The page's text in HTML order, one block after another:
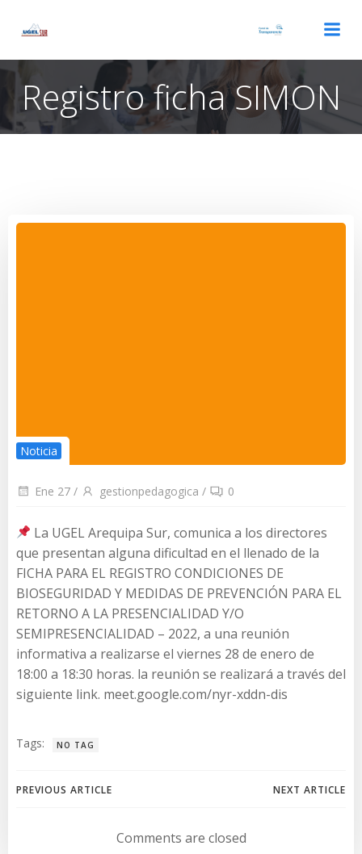
Registro ficha SIMON
Noticia
Ene 27 / gestionpedagogica / 0
La UGEL Arequipa Sur, comunica a los directores
que presentan alguna dificultad en el llenado de la
FICHA PARA EL REGISTRO CONDICIONES DE
BIOSEGURIDAD Y MEDIDAS DE PREVENCIÓN PARA EL
RETORNO A LA PRESENCIALIDAD Y/O
SEMIPRESENCIALIDAD – 2022, a una reunión
informativa a realizarse el viernes 28 de enero de
18:00 a 18:30 horas. la reunión se realizará a través del
siguiente link. meet.google.com/nyr-xddn-dis
Tags: NO TAG
Navegación
PREVIOUS ARTICLE
Navegación
de
NEXT ARTICLE
Comments are closed